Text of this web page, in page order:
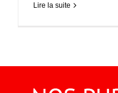
Lire la suite